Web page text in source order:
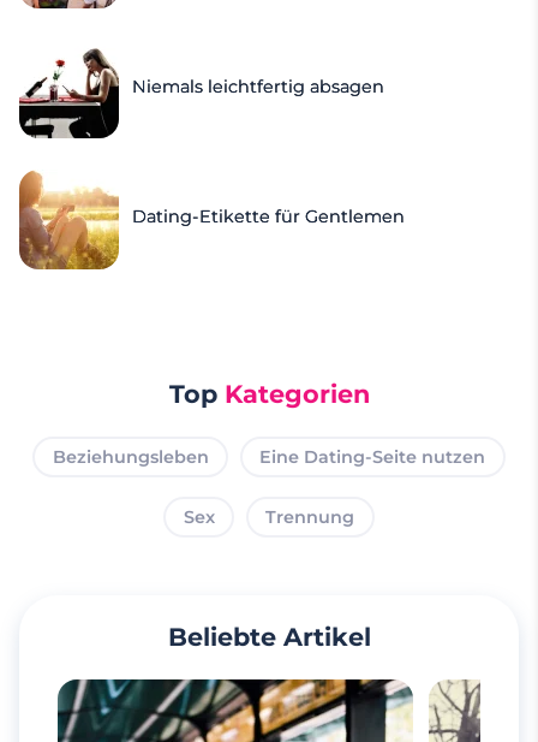
Niemals leichtfertig absagen
Dating-Etikette für Gentlemen
Top Kategorien
Beziehungsleben Eine Dating-Seite nutzen
Sex Trennung
Beliebte Artikel